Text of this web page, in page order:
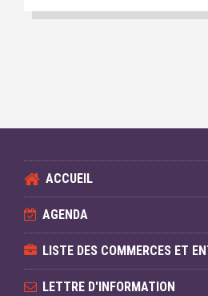
ACCUEIL
AGENDA
LISTE DES COMMERCES ET
LETTRE D'INFORMATION